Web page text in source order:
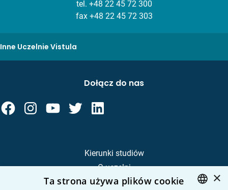
tel. +48 22 45 72 300
fax +48 22 45 72 303
Inne Uczelnie Vistula
Kierunki studiów
O uczelni
Kandydat
Dołącz do nas
×
Ta strona używa plików cookie